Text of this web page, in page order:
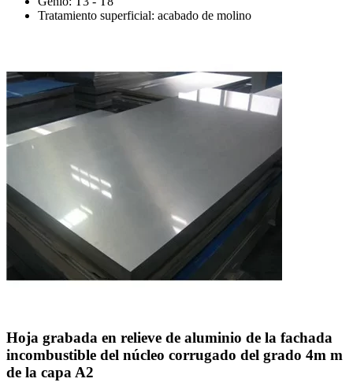
Tratamiento superficial: acabado de molino
Hoja grabada en relieve de aluminio de la fachada
incombustible del núcleo corrugado del grado 4m m
de la capa A2